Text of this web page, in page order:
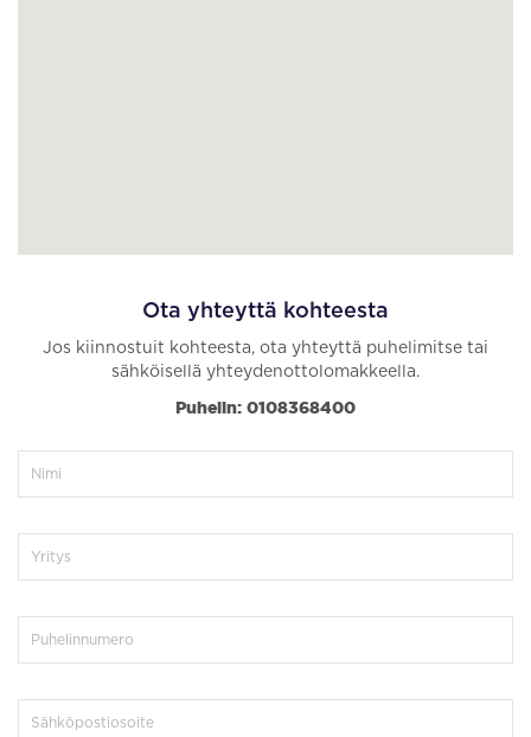
Ota yhteyttä kohteesta
Jos kiinnostuit kohteesta, ota yhteyttä puhelimitse tai
sähköisellä yhteydenottolomakkeella.
Puhelin: 0108368400